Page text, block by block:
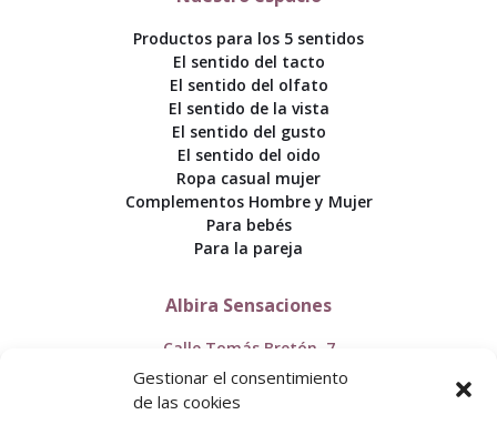
Gestionar el consentimiento
de las cookies
Productos para los 5 sentidos
El sentido del tacto
El sentido del olfato
El sentido de la vista
El sentido del gusto
El sentido del oido
Ropa casual mujer
Complementos Hombre y Mujer
Para bebés
Para la pareja
Albira Sensaciones
Calle Tomás Bretón, 7
50005 Zaragoza
+34 976 357 111